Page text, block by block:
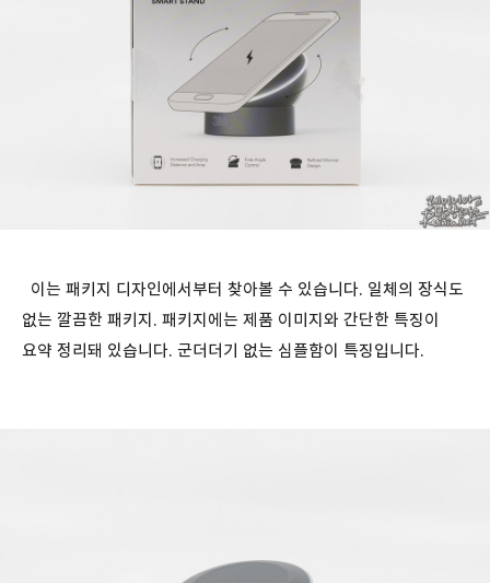
이는 패키지 디자인에서부터 찾아볼 수 있습니다. 일체의 장식도
없는 깔끔한 패키지. 패키지에는 제품 이미지와 간단한 특징이
요약 정리돼 있습니다. 군더더기 없는 심플함이 특징입니다.